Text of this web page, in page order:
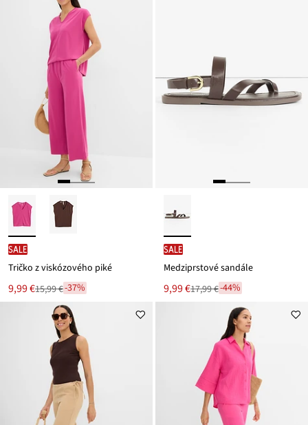
SALE
Tričko z viskózového piké
Nová
cena
9,99 €
Zľava15,99 €-37%
SALE
Medziprstové sandále
Nová
cena
9,99 €
Zľava17,99 €-44%